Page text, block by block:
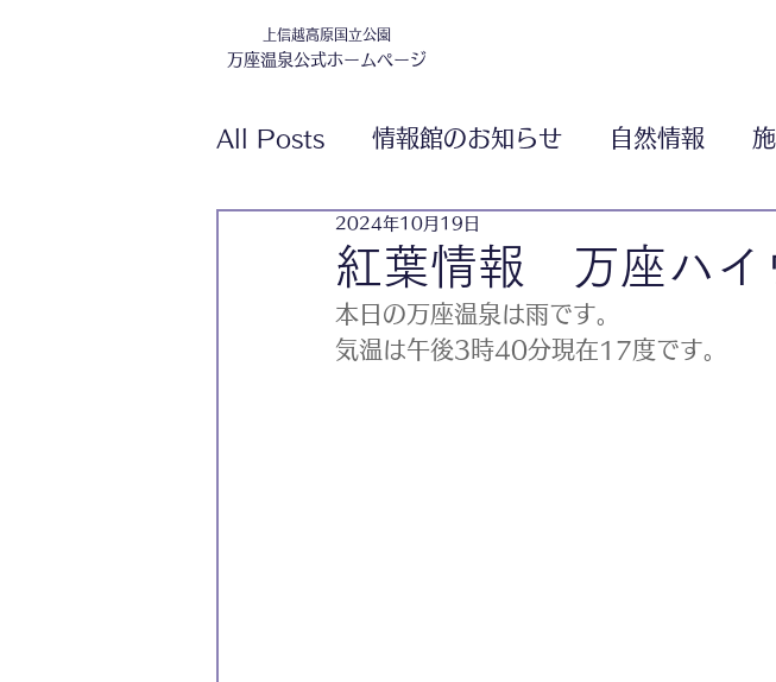
上信越高原国立公園
万座温泉公式ホームページ
All Posts 情報館のお知らせ 自然情報
紅葉情報 万座ハイ
2024年10月19日
本日の万座温泉は雨です。
気温は午後3時40分現在17度です。